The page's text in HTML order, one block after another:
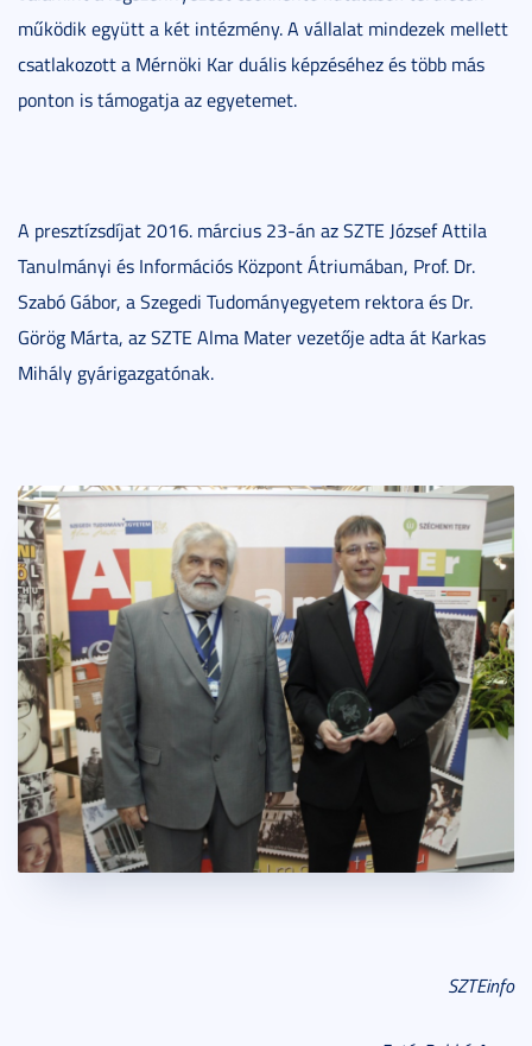
működik együtt a két intézmény. A vállalat mindezek mellett
csatlakozott a Mérnöki Kar duális képzéséhez és több más
ponton is támogatja az egyetemet.
A presztízsdíjat 2016. március 23-án az SZTE József Attila
Tanulmányi és Információs Központ Átriumában, Prof. Dr.
Szabó Gábor, a Szegedi Tudományegyetem rektora és Dr.
Görög Márta, az SZTE Alma Mater vezetője adta át Karkas
Mihály gyárigazgatónak.
SZTEinfo